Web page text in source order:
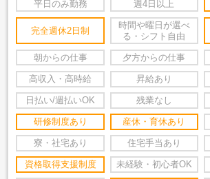
平日のみ勤務 週4日以上
完全週休2日制
時間や曜日が選べ
る・シフト自由
朝からの仕事 夕方からの仕事
高収入・高時給 昇給あり
日払い/週払いOK 残業なし
研修制度あり 産休・育休あり
寮・社宅あり 住宅手当あり
資格取得支援制度 未経験・初心者OK